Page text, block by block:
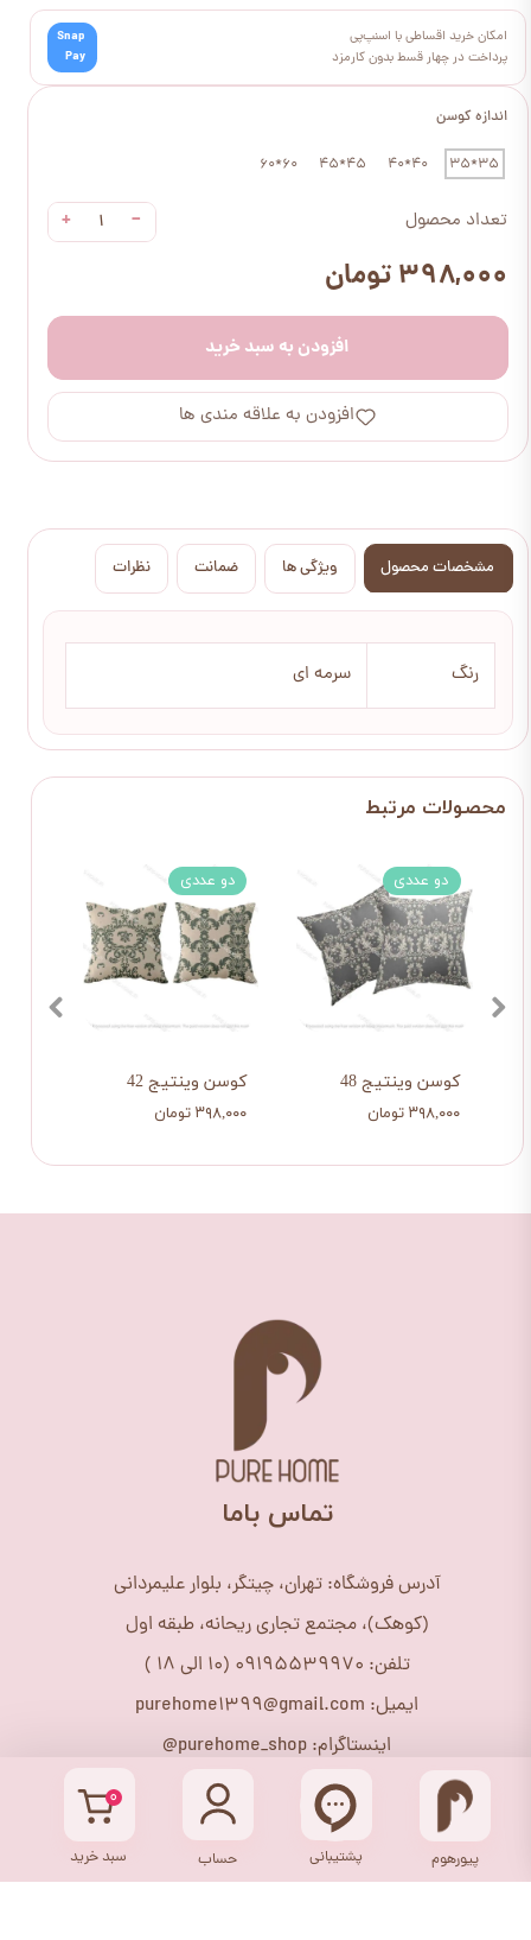
اندازه کوسن
35*35
40*40
45*45
60*60
تعداد محصول −
+
۳۹۸,۰۰۰ تومان
افزودن به سبد خرید
افزودن به علاقه مندی ها
امکان خرید اقساطی با اسنپ‌پی
پرداخت در چهار قسط بدون کارمزد
Snap
Pay
مشخصات محصول ویژگی ها ضمانت نظرات
رنگ سرمه ای
کوسن وینتیج 42
۳۹۸,۰۰۰ تومان
دو عددی
کوسن وینتیج 48
۳۹۸,۰۰۰ تومان
دو عددی
​تماس باما
آدرس فروشگاه: تهران، چیتگر، بلوار علیمردانی
(کوهک)، مجتمع تجاری ریحانه، طبقه اول
تلفن: 09195539970 (10 الی 18 )
ایمیل: purehome1399@gmail.com
اینستاگرام: purehome_shop@
۰
پیورهوم پشتیبانی حساب سبد خرید